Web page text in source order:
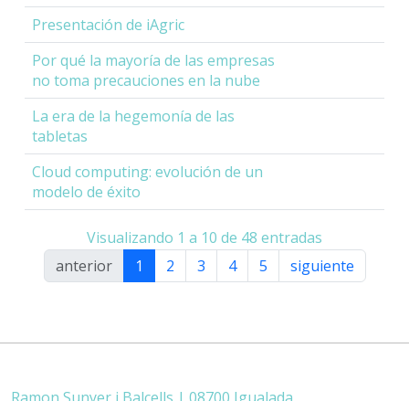
Presentación de iAgric
Por qué la mayoría de las empresas
no toma precauciones en la nube
La era de la hegemonía de las
tabletas
Cloud computing: evolución de un
modelo de éxito
Visualizando 1 a 10 de 48 entradas
anterior
1 2 3 4 5 siguiente